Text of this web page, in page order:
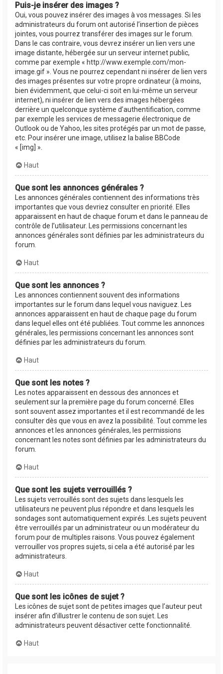
Puis-je insérer des images ?
Oui, vous pouvez insérer des images à vos messages. Si les
administrateurs du forum ont autorisé l’insertion de pièces
jointes, vous pourrez transférer des images sur le forum.
Dans le cas contraire, vous devrez insérer un lien vers une
image distante, hébergée sur un serveur internet public,
comme par exemple « http://www.exemple.com/mon-
image.gif ». Vous ne pourrez cependant ni insérer de lien vers
des images présentes sur votre propre ordinateur (à moins,
bien évidemment, que celui-ci soit en lui-même un serveur
internet), ni insérer de lien vers des images hébergées
derrière un quelconque système d’authentification, comme
par exemple les services de messagerie électronique de
Outlook ou de Yahoo, les sites protégés par un mot de passe,
etc. Pour insérer une image, utilisez la balise BBCode
« [img] ».
Haut
Que sont les annonces générales ?
Les annonces générales contiennent des informations très
importantes que vous devriez consulter en priorité. Elles
apparaissent en haut de chaque forum et dans le panneau de
contrôle de l’utilisateur. Les permissions concernant les
annonces générales sont définies par les administrateurs du
forum.
Haut
Que sont les annonces ?
Les annonces contiennent souvent des informations
importantes sur le forum dans lequel vous naviguez. Les
annonces apparaissent en haut de chaque page du forum
dans lequel elles ont été publiées. Tout comme les annonces
générales, les permissions concernant les annonces sont
définies par les administrateurs du forum.
Haut
Que sont les notes ?
Les notes apparaissent en dessous des annonces et
seulement sur la première page du forum concerné. Elles
sont souvent assez importantes et il est recommandé de les
consulter dès que vous en avez la possibilité. Tout comme les
annonces et les annonces générales, les permissions
concernant les notes sont définies par les administrateurs du
forum.
Haut
Que sont les sujets verrouillés ?
Les sujets verrouillés sont des sujets dans lesquels les
utilisateurs ne peuvent plus répondre et dans lesquels les
sondages sont automatiquement expirés. Les sujets peuvent
être verrouillés par un administrateur ou un modérateur du
forum pour de multiples raisons. Vous pouvez également
verrouiller vos propres sujets, si cela a été autorisé par les
administrateurs.
Haut
Que sont les icônes de sujet ?
Les icônes de sujet sont de petites images que l’auteur peut
insérer afin d’illustrer le contenu de son sujet. Les
administrateurs peuvent désactiver cette fonctionnalité.
Haut